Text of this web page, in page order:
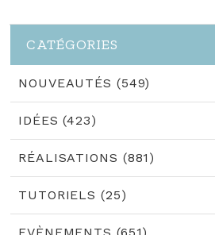
CATÉGORIES
NOUVEAUTÉS (549)
IDÉES (423)
RÉALISATIONS (881)
TUTORIELS (25)